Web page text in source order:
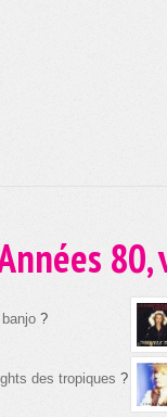
?
des tropiques ?